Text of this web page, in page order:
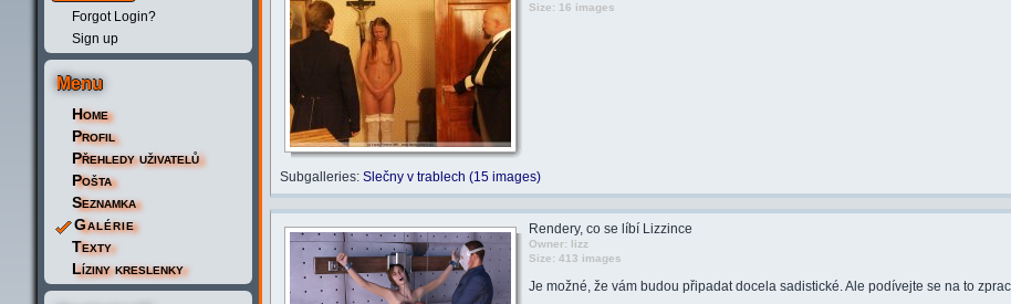
Forgot Login?
Sign up
Menu
Home
Profil
Přehledy uživatelů
Pošta
Seznamka
Galérie
Texty
Líziny kreslenky
Size: 16 images
Subgalleries: Slečny v trablech (15 images)
Rendery, co se líbí Lizzince
Owner: lizz
Size: 413 images
Je možné, že vám budou připadat docela sadistické. Ale podívejte se na to